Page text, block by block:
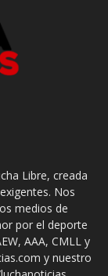
Libre, creada
Nos
medios de
por el deporte
AAA, CMLL y
y nuestro